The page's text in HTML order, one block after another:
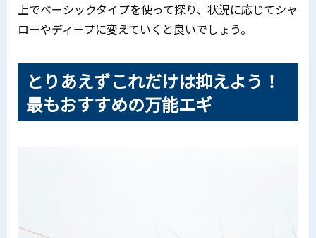
上でベーシックタイプを使って探り、状況に応じてシャ
ローやディープに変えていくと良いでしょう。
とりあえずこれだけは抑えよう！
最もおすすめの万能エギ